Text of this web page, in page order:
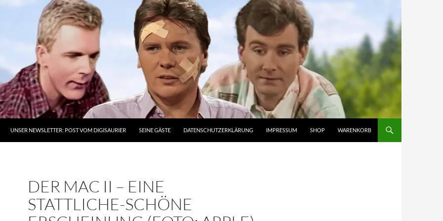
UNSER NEWSLETTER: POST VOM DIGISAURIER SEINE GÄSTE DATENSCHUTZERKLÄRUNG IMPRESSUM SHOP WARENKORB
DER MAC II – EINE
STATTLICHE-SCHÖNE